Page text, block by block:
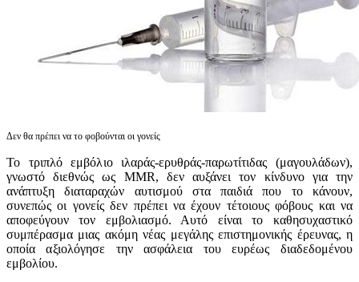
Δεν θα πρέπει να το φοβούνται οι γονείς
Το τριπλό εμβόλιο ιλαράς-ερυθράς-παρωτίτιδας (μαγουλάδων),
γνωστό διεθνώς ως MMR, δεν αυξάνει τον κίνδυνο για την
ανάπτυξη διαταραχών αυτισμού στα παιδιά που το κάνουν,
συνεπώς οι γονείς δεν πρέπει να έχουν τέτοιους φόβους και να
αποφεύγουν τον εμβολιασμό. Αυτό είναι το καθησυχαστικό
συμπέρασμα μιας ακόμη νέας μεγάλης επιστημονικής έρευνας, η
οποία αξιολόγησε την ασφάλεια του ευρέως διαδεδομένου
εμβολίου.